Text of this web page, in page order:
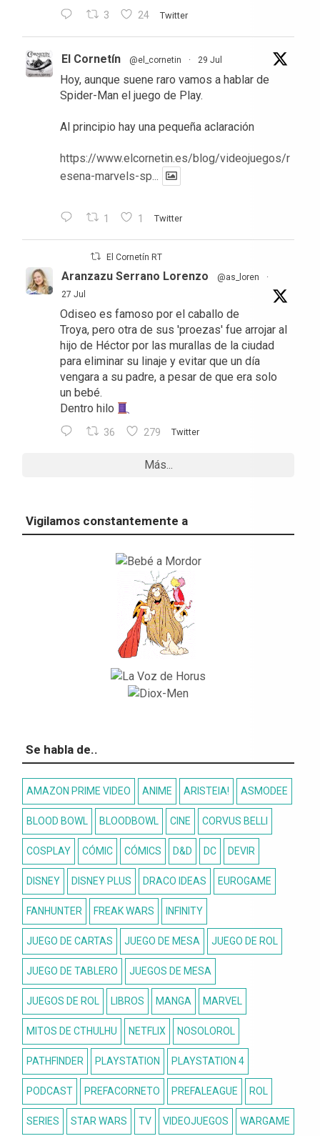
3 24 Twitter
El Cornetín @el_cornetin · 29 Jul
Hoy, aunque suene raro vamos a hablar de
Spider-Man el juego de Play.
Al principio hay una pequeña aclaración
https://www.elcornetin.es/blog/videojuegos/r
esena-marvels-sp...
1 1 Twitter
El Cornetín RT
Aranzazu Serrano Lorenzo @as_loren
·
27 Jul
Odiseo es famoso por el caballo de
Troya, pero otra de sus 'proezas' fue arrojar al
hijo de Héctor por las murallas de la ciudad
para eliminar su linaje y evitar que un día
vengara a su padre, a pesar de que era solo
un bebé.
Dentro hilo
36 279 Twitter
Más...
Vigilamos constantemente a
Se habla de..
AMAZON PRIME VIDEO ANIME ARISTEIA! ASMODEE
BLOOD BOWL BLOODBOWL CINE CORVUS BELLI
COSPLAY CÓMIC CÓMICS D&D DC DEVIR
DISNEY DISNEY PLUS DRACO IDEAS EUROGAME
FANHUNTER FREAK WARS INFINITY
JUEGO DE CARTAS JUEGO DE MESA JUEGO DE ROL
JUEGO DE TABLERO JUEGOS DE MESA
JUEGOS DE ROL LIBROS MANGA MARVEL
MITOS DE CTHULHU NETFLIX NOSOLOROL
PATHFINDER PLAYSTATION PLAYSTATION 4
PODCAST PREFACORNETO PREFALEAGUE ROL
SERIES STAR WARS TV VIDEOJUEGOS WARGAME